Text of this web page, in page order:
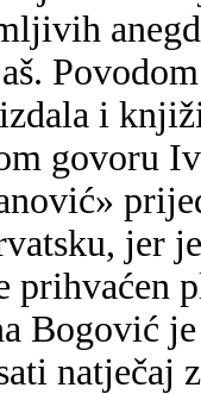
i
govoru
jer
prihvaćen
Bogović
natječaj